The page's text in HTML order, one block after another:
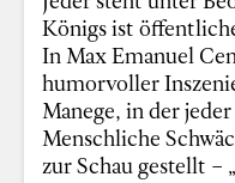
Königs ist
In Max Emanuel
humorvoller
Manege, in der
Menschliche
zur Schau gestellt